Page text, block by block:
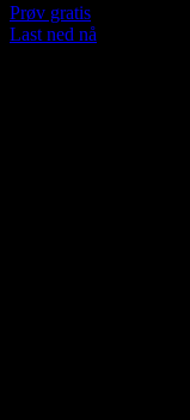
Prøv gratis
Last ned nå